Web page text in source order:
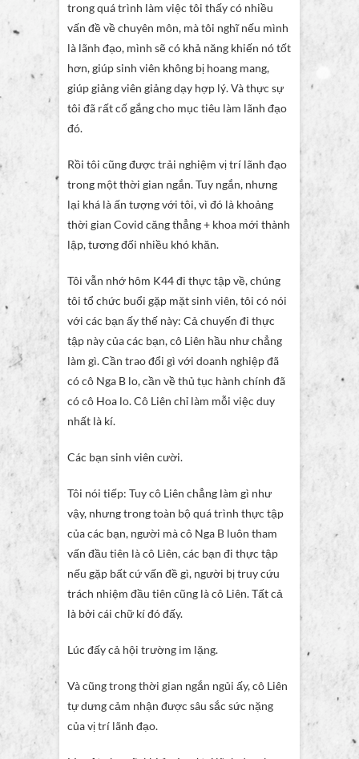
trong quá trình làm việc tôi thấy có nhiều
vấn đề về chuyên môn, mà tôi nghĩ nếu mình
là lãnh đạo, mình sẽ có khả năng khiến nó tốt
hơn, giúp sinh viên không bị hoang mang,
giúp giảng viên giảng dạy hợp lý. Và thực sự
tôi đã rất cố gắng cho mục tiêu làm lãnh đạo
đó.
Rồi tôi cũng được trải nghiệm vị trí lãnh đạo
trong một thời gian ngắn. Tuy ngắn, nhưng
lại khá là ấn tượng với tôi, vì đó là khoảng
thời gian Covid căng thẳng + khoa mới thành
lập, tương đối nhiều khó khăn.
Tôi vẫn nhớ hôm K44 đi thực tập về, chúng
tôi tổ chức buổi gặp mặt sinh viên, tôi có nói
với các bạn ấy thế này: Cả chuyến đi thực
tập này của các bạn, cô Liên hầu như chẳng
làm gì. Cần trao đổi gì với doanh nghiệp đã
có cô Nga B lo, cần về thủ tục hành chính đã
có cô Hoa lo. Cô Liên chỉ làm mỗi việc duy
nhất là kí.
Các bạn sinh viên cười.
Tôi nói tiếp: Tuy cô Liên chẳng làm gì như
vậy, nhưng trong toàn bộ quá trình thực tập
của các bạn, người mà cô Nga B luôn tham
vấn đầu tiên là cô Liên, các bạn đi thực tập
nếu gặp bất cứ vấn đề gì, người bị truy cứu
trách nhiệm đầu tiên cũng là cô Liên. Tất cả
là bởi cái chữ kí đó đấy.
Lúc đấy cả hội trường im lặng.
Và cũng trong thời gian ngắn ngủi ấy, cô Liên
tự dưng cảm nhận được sâu sắc sức nặng
của vị trí lãnh đạo.